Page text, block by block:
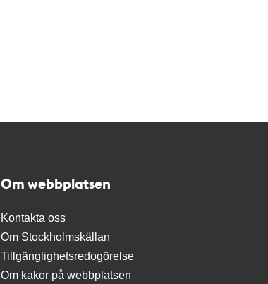
Om webbplatsen
Kontakta oss
Om Stockholmskällan
Tillgänglighetsredogörelse
Om kakor på webbplatsen